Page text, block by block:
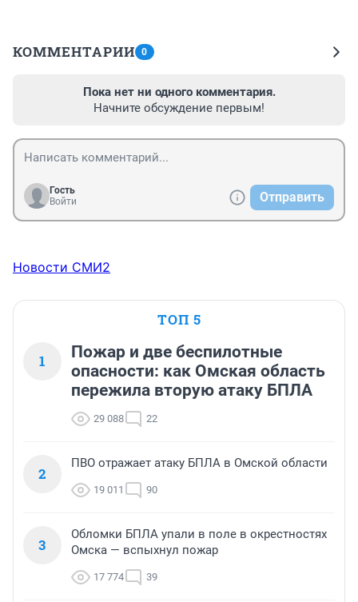
КОММЕНТАРИИ 0
Пока нет ни одного комментария.
Начните обсуждение первым!
Гость
Войти
Отправить
Новости СМИ2
ТОП 5
1
Пожар и две беспилотные
опасности: как Омская область
пережила вторую атаку БПЛА
29 088 22
2
ПВО отражает атаку БПЛА в Омской области
19 011 90
3
Обломки БПЛА упали в поле в окрестностях
Омска — вспыхнул пожар
17 774 39